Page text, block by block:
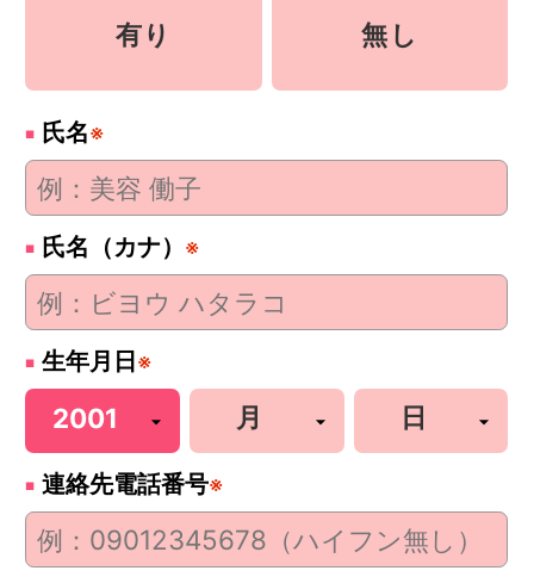
有り 無し
氏名※
氏名（カナ） ※
生年月日 ※
連絡先電話番号※